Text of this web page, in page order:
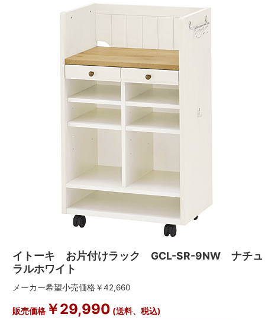
イトーキ お片付けラック GCL-SR-9NW ナチュ
ラルホワイト
メーカー希望小売価格￥42,660
販売価格￥29,990 (送料、税込)